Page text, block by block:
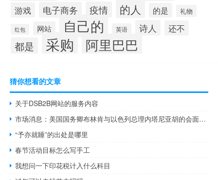
游戏 电子商务 疫情 的人 的是 礼物
红包 网站 自己的 英语 诗人 还不
都是 采购 阿里巴巴
猜你想看的文章
关于DSB2B网站的服务内容
市场消息：美国国务卿布林肯与以色列总理内塔尼亚胡的会面持续了7.5个小时
“予亦就睡”的出处是哪里
春节活动目标怎么写手工
我想问一下印花税计入什么科目